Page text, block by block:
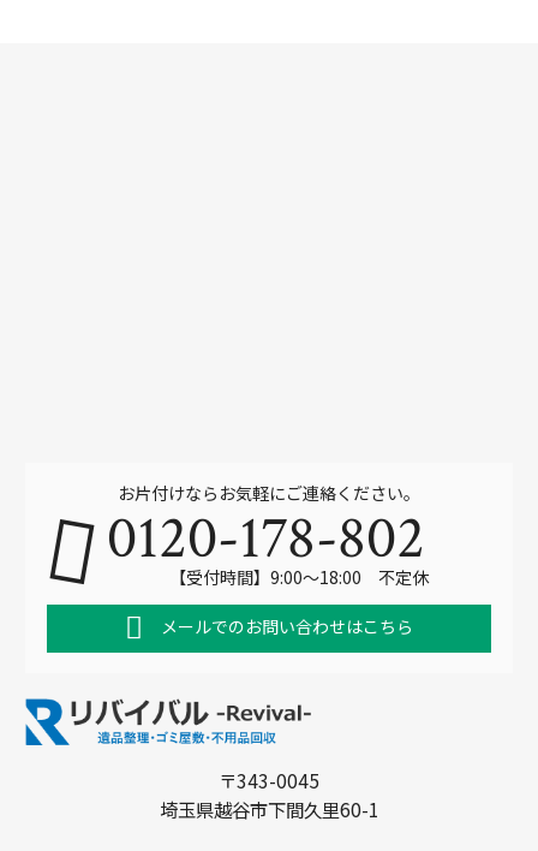
〒343-0045
埼玉県越谷市下間久里60-1
お片付けならお気軽にご連絡ください。
0120-178-802
【受付時間】9:00～18:00 不定休
メールでのお問い合わせはこちら